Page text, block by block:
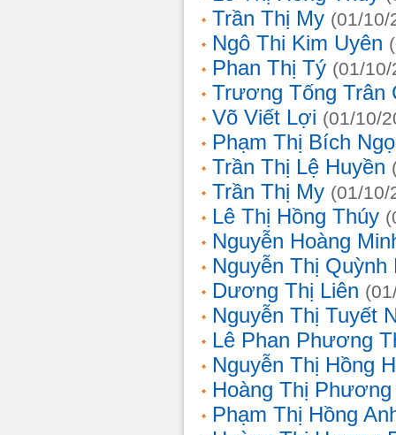
Trần Thị My (01/10/
Ngô Thi Kim Uyên
Phan Thị Tý (01/
Trương Tống Trân
Võ Viết Lợi (01/10/
Phạm Thị Bích
Trần Thị Lệ Huyền
Trần Thị My (01/10/
Lê Thị Hồng Thúy
Nguyễn Hoàng
Nguyễn Thị Quỳnh
Dương Thị Liên
Nguyễn Thị Tuyết
Lê Phan Phương
Nguyễn Thị Hồng
Hoàng Thị Phương
Phạm Thị Hồng